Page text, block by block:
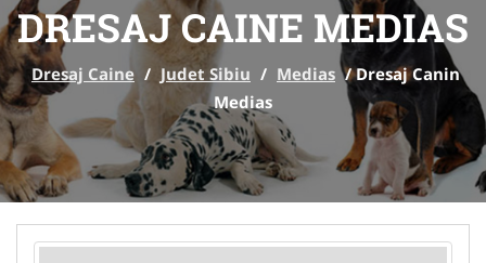
DRESAJ CAINE MEDIAS
Dresaj Caine / Judet Sibiu / Medias /Dresaj Canin
Medias